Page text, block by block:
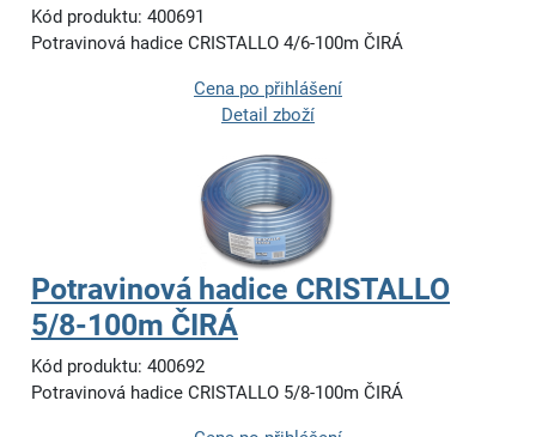
Kód produktu: 400691
Potravinová hadice CRISTALLO 4/6-100m ČIRÁ
Cena po přihlášení
Detail zboží
Potravinová hadice CRISTALLO
5/8-100m ČIRÁ
Kód produktu: 400692
Potravinová hadice CRISTALLO 5/8-100m ČIRÁ